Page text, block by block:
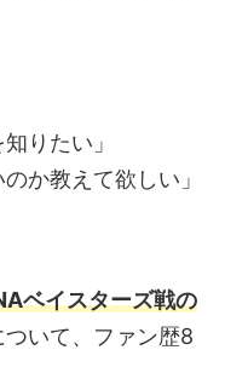
りたい」
か教えて欲しい」
ベイスターズ戦の
ついて、ファン歴8